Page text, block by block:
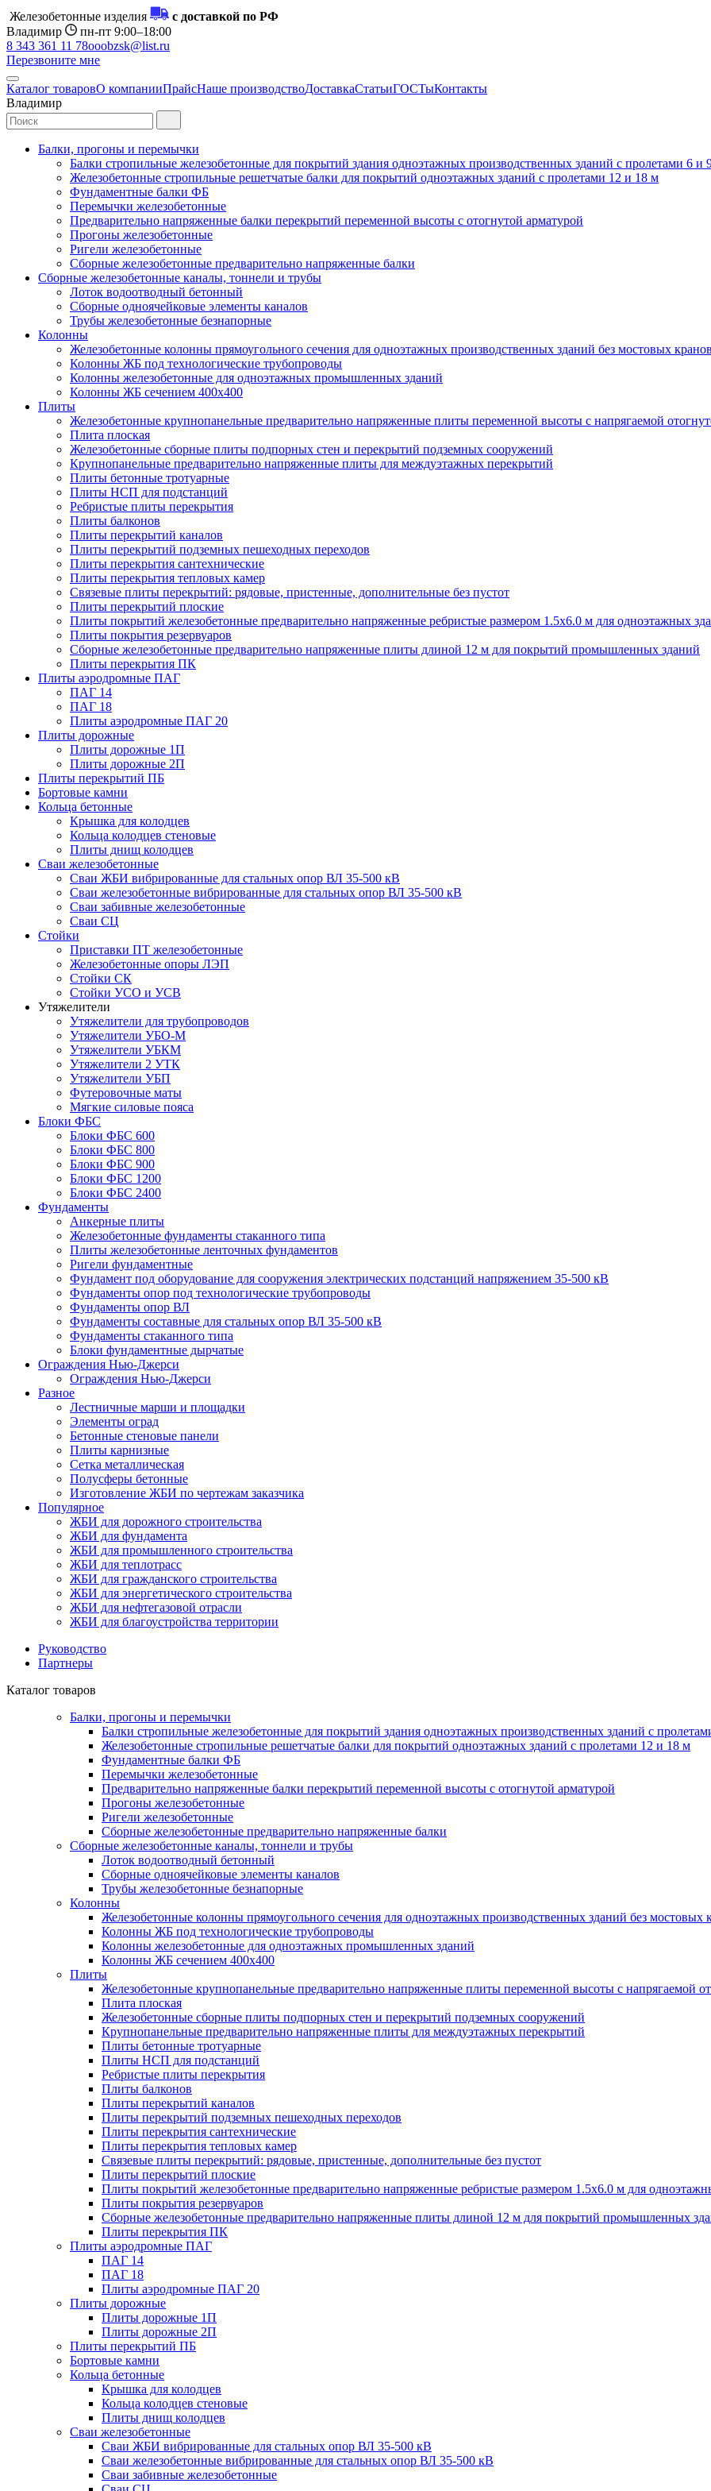
Железобетонные изделия
с доставкой по РФ
Владимир
пн-пт 9:00–18:00
8 343 361 11 78ooobzsk@list.ru
Перезвоните мне
Каталог товаровО компанииПрайсНаше производствоДоставкаСтатьиГОСТыКонтакты
Владимир
Балки, прогоны и перемычки
Балки стропильные железобетонные для покрытий здания одноэтажных производственных зданий с пролетами 6
Железобетонные стропильные решетчатые балки для покрытий одноэтажных зданий с пролетами 12 и 18 м
Фундаментные балки ФБ
Перемычки железобетонные
Предварительно напряженные балки перекрытий переменной высоты с отогнутой арматурой
Прогоны железобетонные
Ригели железобетонные
Сборные железобетонные предварительно напряженные балки
Сборные железобетонные каналы, тоннели и трубы
Лоток водоотводный бетонный
Сборные одноячейковые элементы каналов
Трубы железобетонные безнапорные
Колонны
Железобетонные колонны прямоугольного сечения для одноэтажных производственных зданий без мостовых кранов
Колонны ЖБ под технологические трубопроводы
Колонны железобетонные для одноэтажных промышленных зданий
Колонны ЖБ сечением 400х400
Плиты
Железобетонные крупнопанельные предварительно напряженные плиты переменной высоты с напрягаемой
Плита плоская
Железобетонные сборные плиты подпорных стен и перекрытий подземных сооружений
Крупнопанельные предварительно напряженные плиты для междуэтажных перекрытий
Плиты бетонные тротуарные
Плиты НСП для подстанций
Ребристые плиты перекрытия
Плиты балконов
Плиты перекрытий каналов
Плиты перекрытий подземных пешеходных переходов
Плиты перекрытия сантехнические
Плиты перекрытия тепловых камер
Связевые плиты перекрытий: рядовые, пристенные, дополнительные без пустот
Плиты перекрытий плоские
Плиты покрытий железобетонные предварительно напряженные ребристые размером 1.5х6.0 м для одноэтажных
Плиты покрытия резервуаров
Сборные железобетонные предварительно напряженные плиты длиной 12 м для покрытий промышленных зданий
Плиты перекрытия ПК
Плиты аэродромные ПАГ
ПАГ 14
ПАГ 18
Плиты аэродромные ПАГ 20
Плиты дорожные
Плиты дорожные 1П
Плиты дорожные 2П
Плиты перекрытий ПБ
Бортовые камни
Кольца бетонные
Крышка для колодцев
Кольца колодцев стеновые
Плиты днищ колодцев
Сваи железобетонные
Сваи ЖБИ вибрированные для стальных опор ВЛ 35-500 кВ
Сваи железобетонные вибрированные для стальных опор ВЛ 35-500 кВ
Сваи забивные железобетонные
Сваи СЦ
Стойки
Приставки ПТ железобетонные
Железобетонные опоры ЛЭП
Стойки СК
Стойки УСО и УСВ
Утяжелители
Утяжелители для трубопроводов
Утяжелители УБО-М
Утяжелители УБКМ
Утяжелители 2 УТК
Утяжелители УБП
Футеровочные маты
Мягкие силовые пояса
Блоки ФБС
Блоки ФБС 600
Блоки ФБС 800
Блоки ФБС 900
Блоки ФБС 1200
Блоки ФБС 2400
Фундаменты
Анкерные плиты
Железобетонные фундаменты стаканного типа
Плиты железобетонные ленточных фундаментов
Ригели фундаментные
Фундамент под оборудование для сооружения электрических подстанций напряжением 35-500 кВ
Фундаменты опор под технологические трубопроводы
Фундаменты опор ВЛ
Фундаменты составные для стальных опор ВЛ 35-500 кВ
Фундаменты стаканного типа
Блоки фундаментные дырчатые
Ограждения Нью-Джерси
Ограждения Нью-Джерси
Разное
Лестничные марши и площадки
Элементы оград
Бетонные стеновые панели
Плиты карнизные
Сетка металлическая
Полусферы бетонные
Изготовление ЖБИ по чертежам заказчика
Популярное
ЖБИ для дорожного строительства
ЖБИ для фундамента
ЖБИ для промышленного строительства
ЖБИ для теплотрасс
ЖБИ для гражданского строительства
ЖБИ для энергетического строительства
ЖБИ для нефтегазовой отрасли
ЖБИ для благоустройства территории
Руководство
Партнеры
Каталог товаров
Балки, прогоны и перемычки
Балки стропильные железобетонные для покрытий здания одноэтажных производственных зданий с
Железобетонные стропильные решетчатые балки для покрытий одноэтажных зданий с пролетами 12 и 18 м
Фундаментные балки ФБ
Перемычки железобетонные
Предварительно напряженные балки перекрытий переменной высоты с отогнутой арматурой
Прогоны железобетонные
Ригели железобетонные
Сборные железобетонные предварительно напряженные балки
Сборные железобетонные каналы, тоннели и трубы
Лоток водоотводный бетонный
Сборные одноячейковые элементы каналов
Трубы железобетонные безнапорные
Колонны
Железобетонные колонны прямоугольного сечения для одноэтажных производственных зданий без мостовых
Колонны ЖБ под технологические трубопроводы
Колонны железобетонные для одноэтажных промышленных зданий
Колонны ЖБ сечением 400х400
Плиты
Железобетонные крупнопанельные предварительно напряженные плиты переменной высоты с напрягаемой
Плита плоская
Железобетонные сборные плиты подпорных стен и перекрытий подземных сооружений
Крупнопанельные предварительно напряженные плиты для междуэтажных перекрытий
Плиты бетонные тротуарные
Плиты НСП для подстанций
Ребристые плиты перекрытия
Плиты балконов
Плиты перекрытий каналов
Плиты перекрытий подземных пешеходных переходов
Плиты перекрытия сантехнические
Плиты перекрытия тепловых камер
Связевые плиты перекрытий: рядовые, пристенные, дополнительные без пустот
Плиты перекрытий плоские
Плиты покрытий железобетонные предварительно напряженные ребристые размером 1.5х6.0 м для
Плиты покрытия резервуаров
Сборные железобетонные предварительно напряженные плиты длиной 12 м для покрытий промышленных
Плиты перекрытия ПК
Плиты аэродромные ПАГ
ПАГ 14
ПАГ 18
Плиты аэродромные ПАГ 20
Плиты дорожные
Плиты дорожные 1П
Плиты дорожные 2П
Плиты перекрытий ПБ
Бортовые камни
Кольца бетонные
Крышка для колодцев
Кольца колодцев стеновые
Плиты днищ колодцев
Сваи железобетонные
Сваи ЖБИ вибрированные для стальных опор ВЛ 35-500 кВ
Сваи железобетонные вибрированные для стальных опор ВЛ 35-500 кВ
Сваи забивные железобетонные